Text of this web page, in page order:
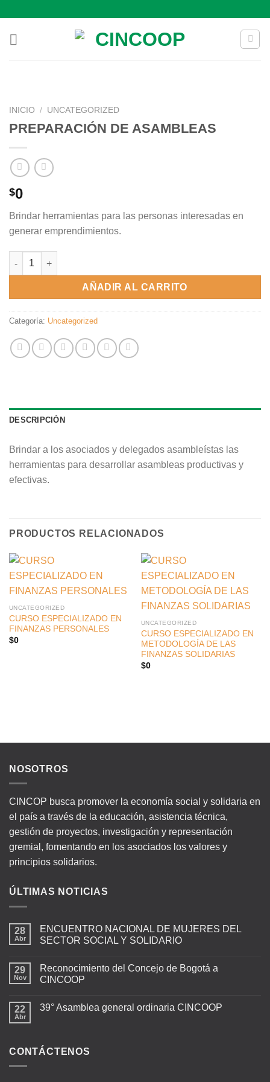
contenido
INICIO / UNCATEGORIZED
PREPARACIÓN DE ASAMBLEAS
$0
Brindar herramientas para las personas interesadas en
generar emprendimientos.
PREPARACIÓN DE ASAMBLEAS cantidad
AÑADIR AL CARRITO
Categoría: Uncategorized
DESCRIPCIÓN
Brindar a los asociados y delegados asambleístas las
herramientas para desarrollar asambleas productivas y
efectivas.
PRODUCTOS RELACIONADOS
UNCATEGORIZED
CURSO ESPECIALIZADO EN
FINANZAS PERSONALES
$0
UNCATEGORIZED
CURSO ESPECIALIZADO EN
METODOLOGÍA DE LAS
FINANZAS SOLIDARIAS
$0
NOSOTROS
CINCOP busca promover la economía social y solidaria en
el país a través de la educación, asistencia técnica,
gestión de proyectos, investigación y representación
gremial, fomentando en los asociados los valores y
principios solidarios.
ÚLTIMAS NOTICIAS
28
Abr
ENCUENTRO NACIONAL DE MUJERES DEL
SECTOR SOCIAL Y SOLIDARIO
29
Nov
Reconocimiento del Concejo de Bogotá a
CINCOOP
22
Abr
39° Asamblea general ordinaria CINCOOP
CONTÁCTENOS